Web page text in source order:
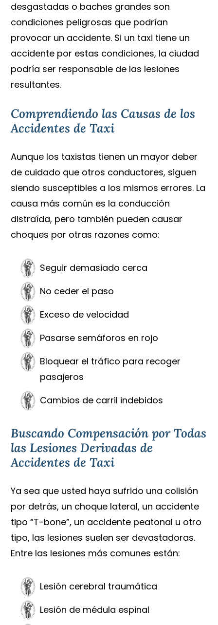
desgastadas o baches grandes son
condiciones peligrosas que podrían
provocar un accidente. Si un taxi tiene un
accidente por estas condiciones, la ciudad
podría ser responsable de las lesiones
resultantes.
Comprendiendo las Causas de los
Accidentes de Taxi
Aunque los taxistas tienen un mayor deber
de cuidado que otros conductores, siguen
siendo susceptibles a los mismos errores. La
causa más común es la conducción
distraída, pero también pueden causar
choques por otras razones como:
Seguir demasiado cerca
No ceder el paso
Exceso de velocidad
Pasarse semáforos en rojo
Bloquear el tráfico para recoger
pasajeros
Cambios de carril indebidos
Buscando Compensación por Todas
las Lesiones Derivadas de
Accidentes de Taxi
Ya sea que usted haya sufrido una colisión
por detrás, un choque lateral, un accidente
tipo “T-bone”, un accidente peatonal u otro
tipo, las lesiones suelen ser devastadoras.
Entre las lesiones más comunes están:
Lesión cerebral traumática
Lesión de médula espinal